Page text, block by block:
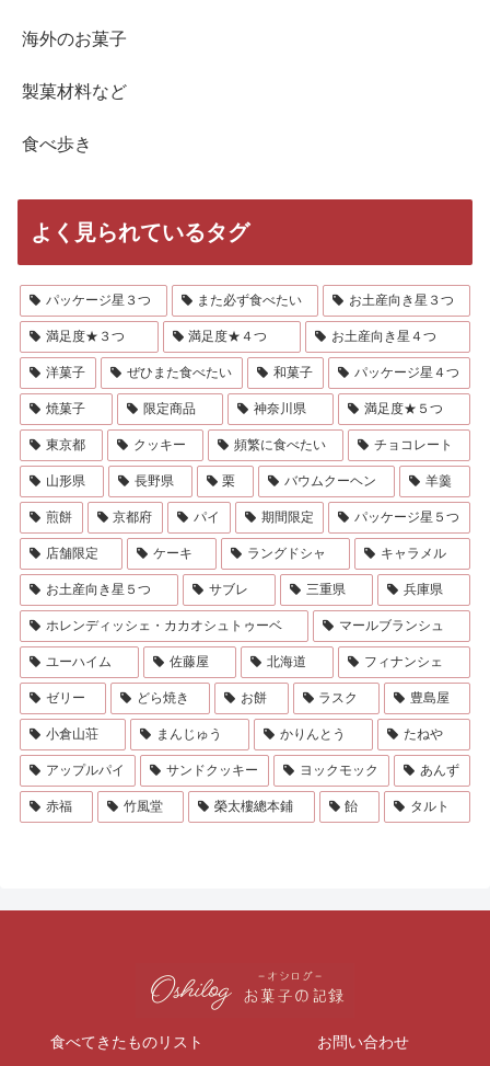
海外のお菓子
製菓材料など
食べ歩き
よく見られているタグ
パッケージ星３つ また必ず食べたい お土産向き星３つ
満足度★３つ 満足度★４つ お土産向き星４つ
洋菓子 ぜひまた食べたい 和菓子 パッケージ星４つ
焼菓子 限定商品 神奈川県 満足度★５つ
東京都 クッキー 頻繁に食べたい チョコレート
山形県 長野県 栗 バウムクーヘン 羊羹
煎餅 京都府 パイ 期間限定 パッケージ星５つ
店舗限定 ケーキ ラングドシャ キャラメル
お土産向き星５つ サブレ 三重県 兵庫県
ホレンディッシェ・カカオシュトゥーベ マールブランシュ
ユーハイム 佐藤屋 北海道 フィナンシェ
ゼリー どら焼き お餅 ラスク 豊島屋
小倉山荘 まんじゅう かりんとう たねや
アップルパイ サンドクッキー ヨックモック あんず
赤福 竹風堂 榮太樓總本鋪 飴 タルト
食べてきたものリスト
お問い合わせ